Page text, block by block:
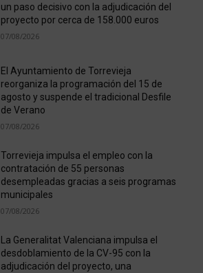
un paso decisivo con la adjudicación del
proyecto por cerca de 158.000 euros
07/08/2026
El Ayuntamiento de Torrevieja
reorganiza la programación del 15 de
agosto y suspende el tradicional Desfile
de Verano
07/08/2026
Torrevieja impulsa el empleo con la
contratación de 55 personas
desempleadas gracias a seis programas
municipales
07/08/2026
La Generalitat Valenciana impulsa el
desdoblamiento de la CV-95 con la
adjudicación del proyecto, una